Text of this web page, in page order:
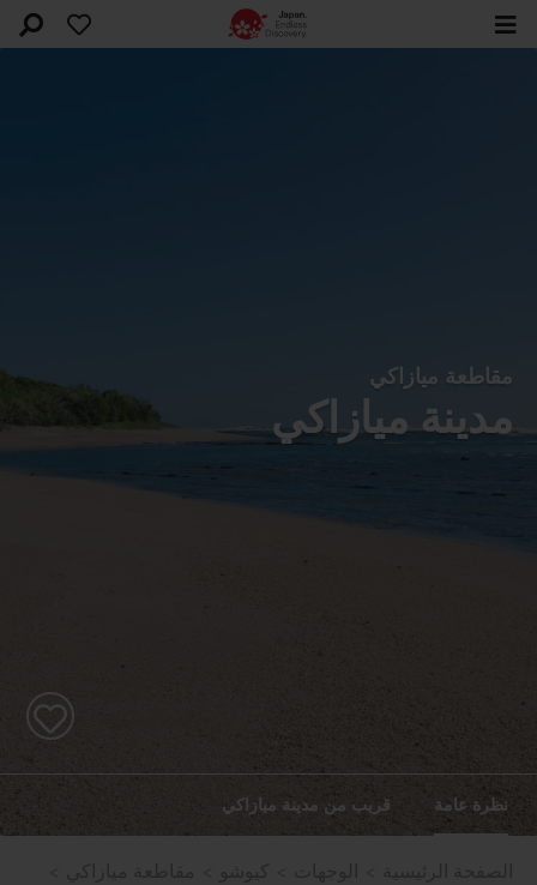
مقاطعة ميازاكي
مدينة ميازاكي
نظرة عامة قريب من مدينة ميازاكي